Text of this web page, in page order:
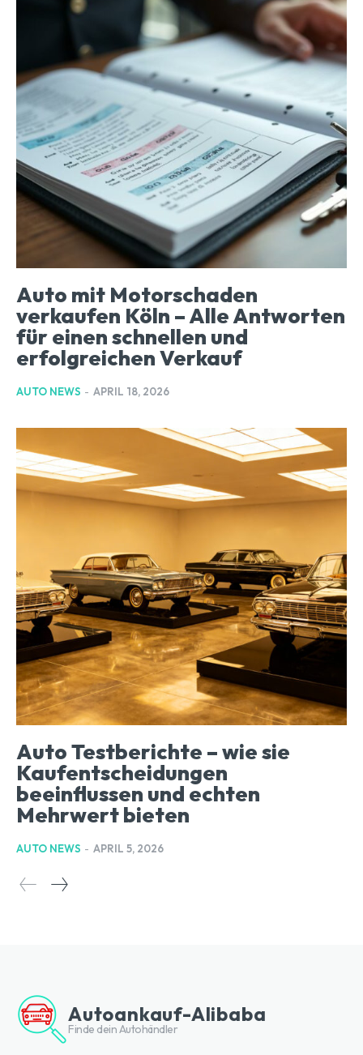
Auto mit Motorschaden
verkaufen Köln – Alle Antworten
für einen schnellen und
erfolgreichen Verkauf
AUTO NEWS - APRIL 18, 2026
Auto Testberichte – wie sie
Kaufentscheidungen
beeinflussen und echten
Mehrwert bieten
AUTO NEWS - APRIL 5, 2026
Autoankauf-Alibaba
Finde dein Autohändler